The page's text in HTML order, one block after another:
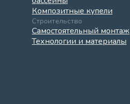
Композитные купели
Строительство
Самостоятельный монтаж
Технологии и материалы